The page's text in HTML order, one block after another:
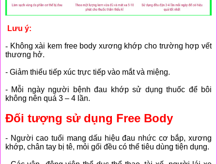
Lưu ý:
- Không xài kem free body xương khớp cho trường hợp vết
thương hở.
- Giảm thiểu tiếp xúc trực tiếp vào mắt và miệng.
- Mỗi ngày người bệnh đau khớp sử dụng thuốc để bôi
không nên quá 3 – 4 lần.
Đối tượng sử dụng Free Body
- Người cao tuổi mang dấu hiệu đau nhức cơ bắp, xương
khớp, chân tay bị tê, mỏi gối đều có thể tiêu dùng tiện dụng.